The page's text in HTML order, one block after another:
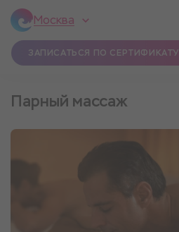
Москва
ЗАПИСАТЬСЯ ПО СЕРТИФИКАТУ
Парный массаж